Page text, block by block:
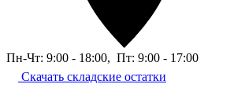
Пн-Чт: 9:00 - 18:00, Пт: 9:00 - 17:00
Скачать складские остатки